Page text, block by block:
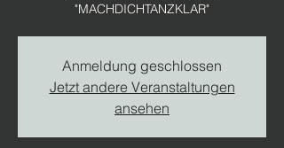
"MACHDICHTANZKLAR"
Anmeldung geschlossen
Jetzt andere Veranstaltungen
ansehen